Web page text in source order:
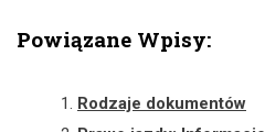
Powiązane Wpisy:
Rodzaje dokumentów